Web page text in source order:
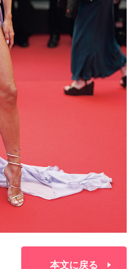
本文に戻る